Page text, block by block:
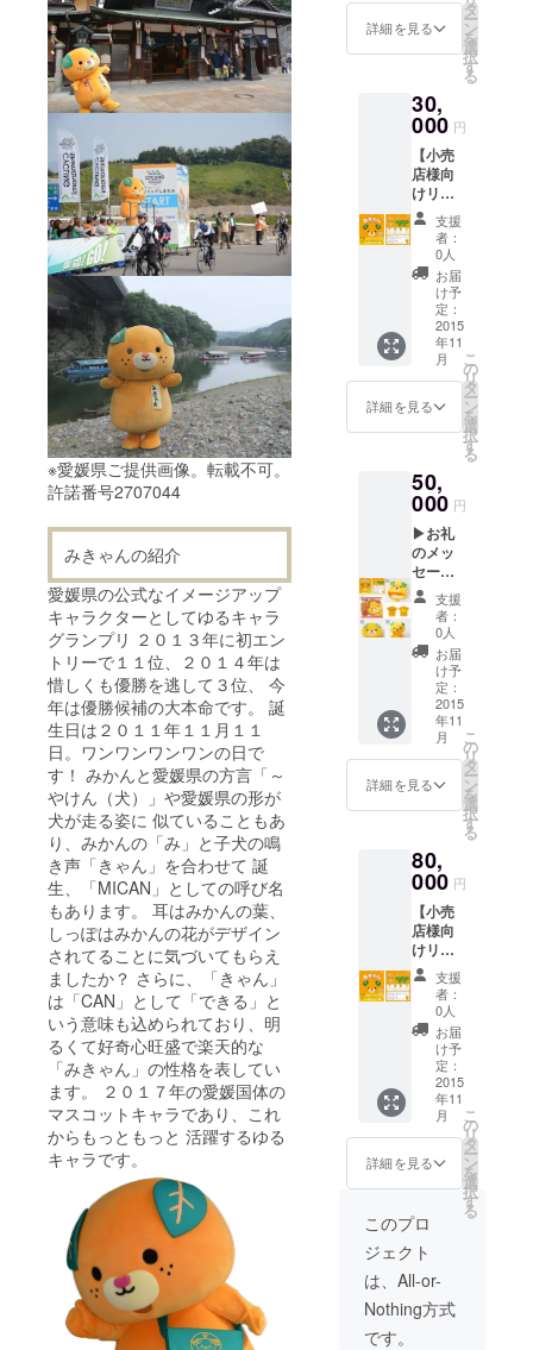
※愛媛県ご提供画像。転載不可。
許諾番号2707044
みきゃんの紹介
愛媛県の公式なイメージアップ
キャラクターとしてゆるキャラ
グランプリ ２０１３年に初エン
トリーで１１位、２０１４年は
惜しくも優勝を逃して３位、 今
年は優勝候補の大本命です。 誕
生日は２０１１年１１月１１
日。ワンワンワンワンの日で
す！ みかんと愛媛県の方言「～
やけん（犬）」や愛媛県の形が
犬が走る姿に 似ていることもあ
り、みかんの「み」と子犬の鳴
き声「きゃん」を合わせて 誕
生、「MICAN」としての呼び名
もあります。 耳はみかんの葉、
しっぽはみかんの花がデザイン
されてることに気づいてもらえ
ましたか？ さらに、「きゃん」
は「CAN」として「できる」と
いう意味も込められており、明
るくて好奇心旺盛で楽天的な
「みきゃん」の性格を表してい
ます。 ２０１７年の愛媛国体の
マスコットキャラであり、これ
からもっともっと 活躍するゆる
キャラです。
個 紙
製品）
きゃん
かご”
（小１
個 横
幅：約
12cm
高さ：
10cm）
・手
づく
り”み
きゃん
かご”
（大１
高さ：
約
15cm）
※愛媛
の障が
い者施
設で作
られた
みきゃ
んグッ
ズで
す。
イスマ
スク
１ヶ月
分セッ
１枚）
▶み
きゃん
グッズ
ー
みきゃ
ん着ぐ
るみ
キャッ
プ
ー
みきゃ
んＴ
シャツ
ー
みきゃ
んハン
詳細を見る
タ
ー
ン
を
選
択
す
る
30,
000 円
【小売
店様向
けリ
ターン
品】 ▶
お礼の
メッ
セージ
▶み
きゃん
フェイ
スマス
ク（１
００
枚） ※
クラウ
ンディ
ング限
定の卸
売り価
格でご
提供致
しま
す。
支援
者：
0人
お届
け予
定：
2015
年11
月
詳細を見る
こ
の
リ
タ
ー
ン
を
選
択
す
る
50,
000 円
▶お礼
のメッ
セージ
▶み
きゃん
オリジ
ナル
バッチ
（１
個） ▶
みきゃ
んフェ
イスマ
スク
２ヶ月
分セッ
２枚）
▶み
きゃん
グッズ
ー
みきゃ
ん着ぐ
るみ
キャッ
プ
ー
みきゃ
んＴ
シャツ
ー
みきゃ
んハン
みきゃ
んポー
チ
ー
みきゃ
んぬい
支援
者：
0人
お届
け予
定：
2015
年11
月
詳細を見る
こ
の
リ
タ
ー
ン
を
選
択
す
る
80,
000 円
【小売
店様向
けリ
ターン
品】 ▶
お礼の
メッ
セージ
▶み
きゃん
フェイ
スマス
ク（３
００
枚） ※
クラウ
ドファ
ンディ
ング限
定の卸
売り価
格でご
支援
者：
0人
お届
け予
定：
2015
年11
月
詳細を見る
こ
の
リ
タ
ー
ン
を
選
択
す
る
このプロ
ジェクト
は、All-or-
Nothing方式
です。